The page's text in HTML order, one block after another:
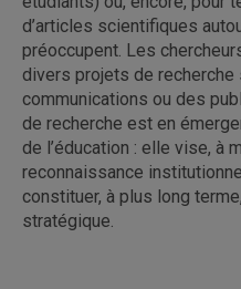
d’articles scientifiques
préoccupent. Les
divers projets de recherche
communications ou des
de recherche est en
de l’éducation : elle vise, à
reconnaissance
constituer, à plus long
stratégique.